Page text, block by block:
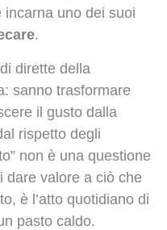
uno dei suoi
.
dirette della
sanno trasformare
il gusto dalla
rispetto degli
non è una questione
dare valore a ciò che
è l’atto quotidiano di
pasto caldo.